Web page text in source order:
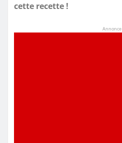
cette recette !
Annonce